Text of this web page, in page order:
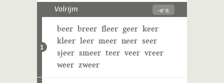
Volrijm -eˑʀ
1
beer breer fleer geer keer
kleer leer meer neer seer
sjeer smeer teer veer vreer
weer zweer